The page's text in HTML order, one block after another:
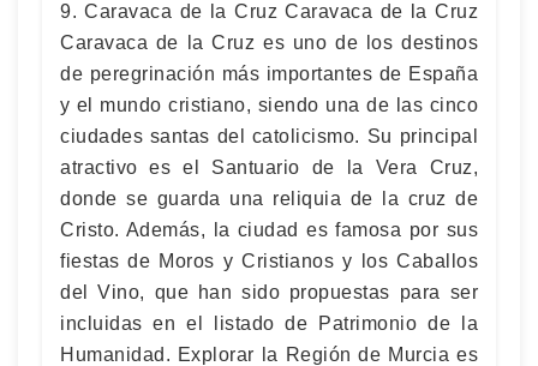
9. Caravaca de la Cruz Caravaca de la Cruz
Caravaca de la Cruz es uno de los destinos
de peregrinación más importantes de España
y el mundo cristiano, siendo una de las cinco
ciudades santas del catolicismo. Su principal
atractivo es el Santuario de la Vera Cruz,
donde se guarda una reliquia de la cruz de
Cristo. Además, la ciudad es famosa por sus
fiestas de Moros y Cristianos y los Caballos
del Vino, que han sido propuestas para ser
incluidas en el listado de Patrimonio de la
Humanidad. Explorar la Región de Murcia es